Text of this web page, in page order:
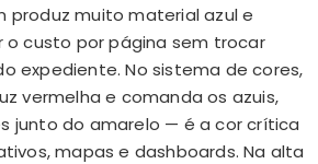
produz muito material azul e
o custo por página sem trocar
expediente. No sistema de cores,
vermelha e comanda os azuis,
junto do amarelo — é a cor crítica
mapas e dashboards. Na alta